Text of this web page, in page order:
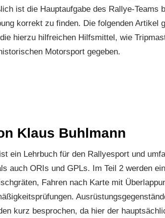
ist die Hauptaufgabe des Rallye-Teams
korrekt zu finden. Die folgenden Artikel
hierzu hilfreichen Hilfsmittel, wie
Motorsport gegeben.
Klaus Buhlmann
ein Lehrbuch für den Rallyesport und
auch ORIs und GPLs. Im Teil 2 werden
Fahren nach Karte mit
kurz besprochen, da hier der